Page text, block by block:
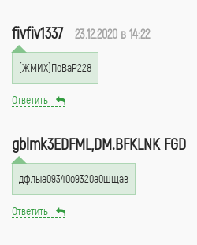
fivfiv1337 23.12.2020 в 14:22
(ЖМИХ)ПоВаР228
Ответить
gblmk3EDFML,DM.BFKLNK FGD
дфлыа09340о9320а0шщав
Ответить